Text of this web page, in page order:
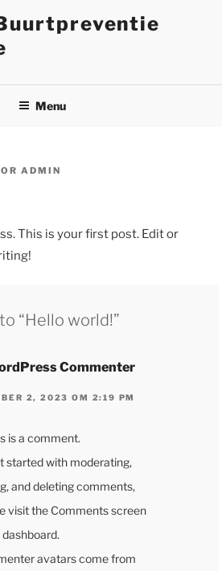
Menu
ADMIN
This is your first post. Edit or
“Hello world!”
Commenter
2, 2023 OM 2:19 PM
is a comment.
started with moderating,
and deleting comments,
visit the Comments screen
dashboard.
avatars come from